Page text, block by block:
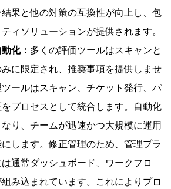
果と他の対策の互換性が向上し、包
ィソリューションが提供されます。
化： 多くの評価ツールはスキャンと
に限定され、推奨事項を提供しませ
ールはスキャン、チケット発行、パ
プロセスとして統合します。自動化
り、チームが迅速かつ大規模に運用
します。修正管理のため、管理プラ
通常ダッシュボード、ワークフロ
み込まれています。これによりプロ